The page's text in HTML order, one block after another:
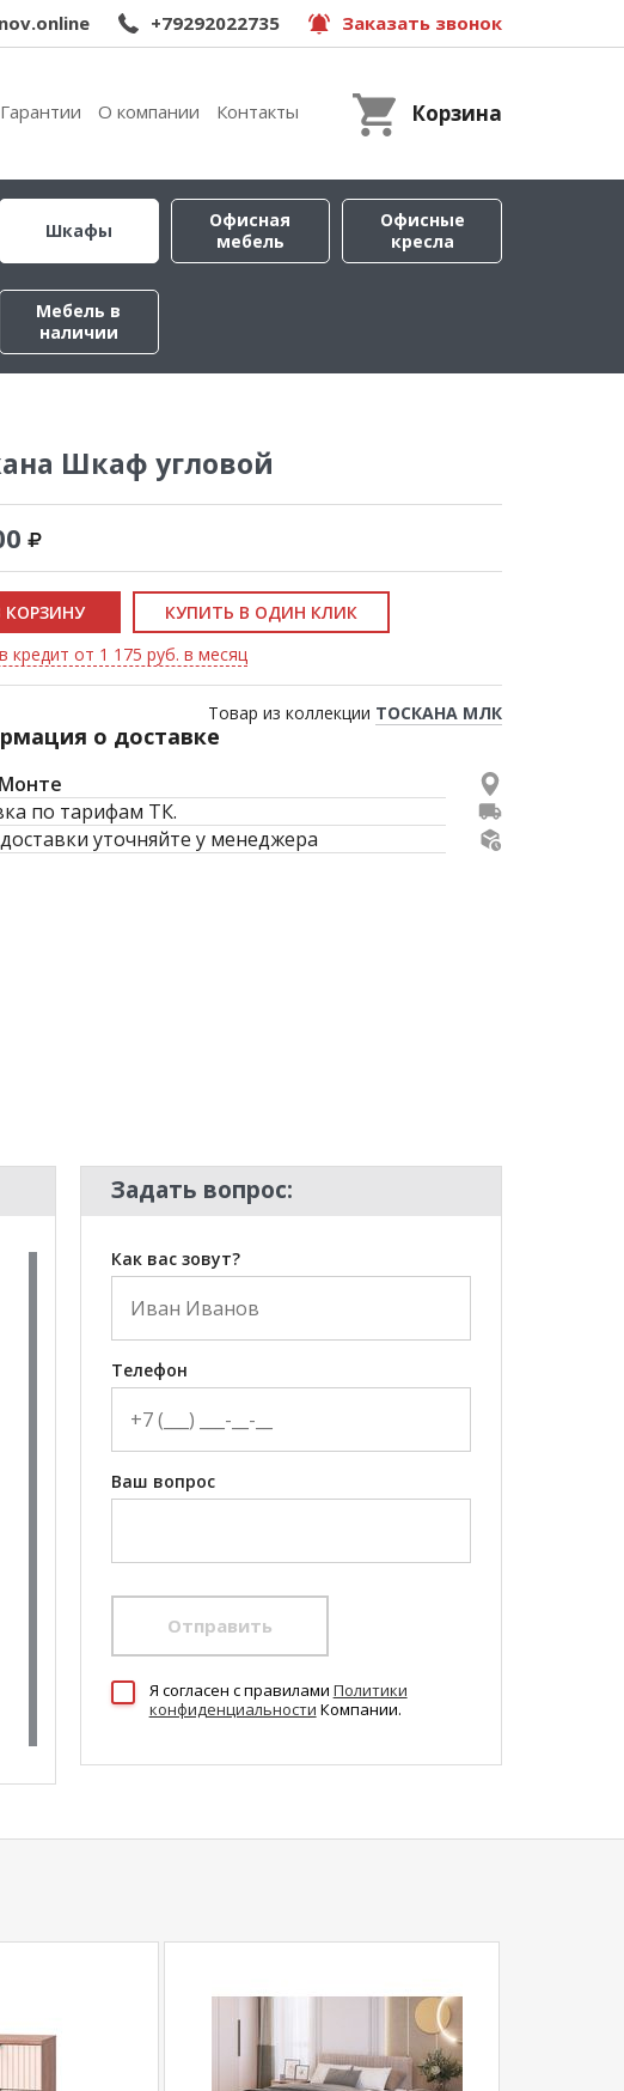
+79292022735 Заказать звонок
Гарантии О компании Контакты Корзина
Шкафы
Офисная
мебель
Офисные
кресла
Мебель в
наличии
Шкаф угловой
КОРЗИНУ
КУПИТЬ В ОДИН КЛИК
кредит от 1 175 руб. в месяц
Товар из коллекции ТОСКАНА МЛК
о доставке
по тарифам ТК.
уточняйте у менеджера
Задать вопрос:
Как вас зовут?
Телефон
Ваш вопрос
Отправить
Я согласен c правилами Политики
конфиденциальности Компании.